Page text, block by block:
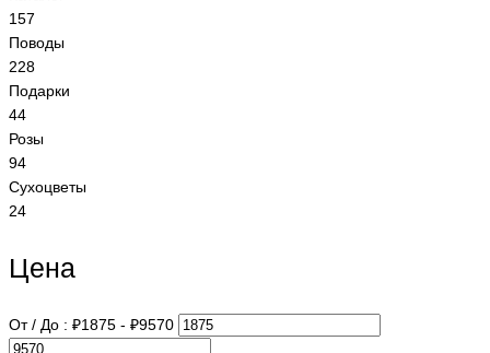
157
Поводы
228
Подарки
44
Розы
94
Сухоцветы
24
Цена
От / До : ₽1875 - ₽9570